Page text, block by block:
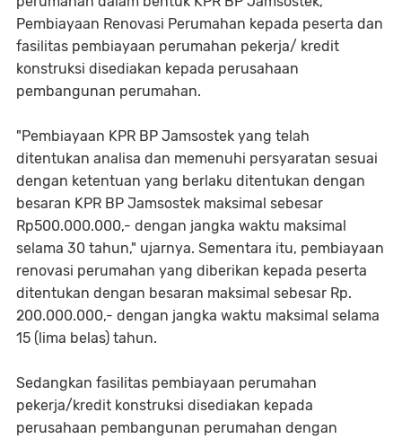
Pembiayaan Renovasi Perumahan kepada peserta dan
fasilitas pembiayaan perumahan pekerja/ kredit
konstruksi disediakan kepada perusahaan
pembangunan perumahan.
"Pembiayaan KPR BP Jamsostek yang telah
ditentukan analisa dan memenuhi persyaratan sesuai
dengan ketentuan yang berlaku ditentukan dengan
besaran KPR BP Jamsostek maksimal sebesar
Rp500.000.000,- dengan jangka waktu maksimal
selama 30 tahun," ujarnya. Sementara itu, pembiayaan
renovasi perumahan yang diberikan kepada peserta
ditentukan dengan besaran maksimal sebesar Rp.
200.000.000,- dengan jangka waktu maksimal selama
15 (lima belas) tahun.
Sedangkan fasilitas pembiayaan perumahan
pekerja/kredit konstruksi disediakan kepada
perusahaan pembangunan perumahan dengan